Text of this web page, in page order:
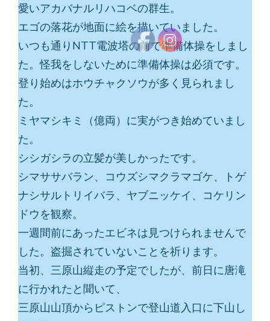
愛いアカバナルリハコベの群生。
エゴの落花が地面に絵を描いていました。
いつも通りNTT電波塔の前で準備体操をしまし
た。怪我をしないために準備体操は必須です。
登り始めはホウチャクソウが多く見られまし
た。
ミヤマシキミ（億両）に実がつき始めていまし
た。
シシガシラの立髪が美しかったです。
シマササバラン、コウズシマクラマゴケ、トゲ
ナシサルトリイバラ、ヤブニッケイ、コケリン
ドウを観察。
一週間前にあったエビネは見つけられませんで
した。盗掘されていないことを祈ります。
当初、三原山縦走の予定でしたが、前日に唐滝
に行かれたと聞いて、
三原山山頂からピストンで登山道入口に下山し